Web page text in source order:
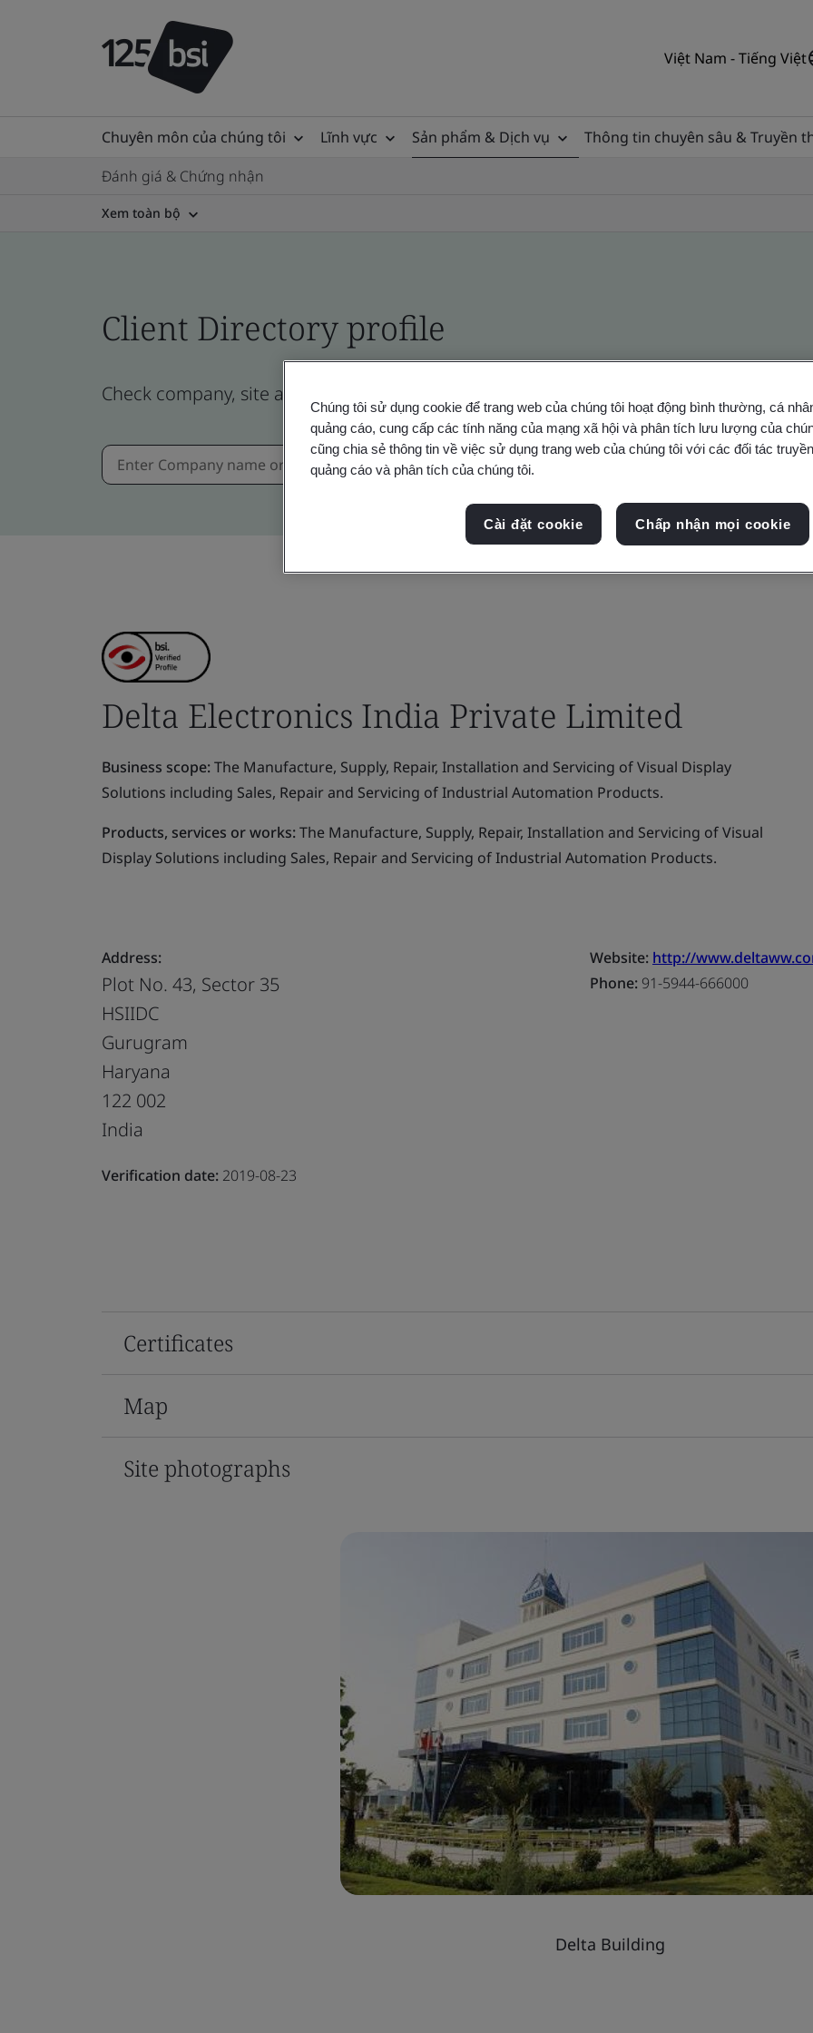
Việt Nam - Tiếng Việt
Chuyên môn của chúng tôi Lĩnh vực Sản phẩm & Dịch vụ
Thông tin chuyên sâu & Truyền
Đánh giá & Chứng nhận
Xem toàn bộ
Client Directory profile
Check company, site and product certificates - Validation and Verification
Delta Electronics India Private Limited
Business scope:The Manufacture, Supply, Repair, Installation and Servicing of Visual Display
Solutions including Sales, Repair and Servicing of Industrial Automation Products.
Products, services or works:The Manufacture, Supply, Repair, Installation and Servicing of Visual
Display Solutions including Sales, Repair and Servicing of Industrial Automation Products.
Address:
Plot No. 43, Sector 35
HSIIDC
Gurugram
Haryana
122 002
India
Verification date: 2019-08-23
Website: http://
Phone: 91-5944-666000
Certificates
Map
Site photographs
Delta Building
Chúng tôi sử dụng cookie để trang web của chúng tôi hoạt động bình thường, cá
quảng cáo, cung cấp các tính năng của mạng xã hội và phân tích lưu lượng của
cũng chia sẻ thông tin về việc sử dụng trang web của chúng tôi với các đối tác
quảng cáo và phân tích của chúng tôi.
Cài đặt cookie Chấp nhận mọi cookie